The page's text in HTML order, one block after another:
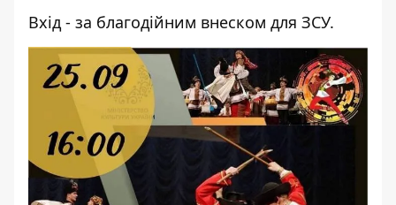
Вхід - за благодійним внеском для ЗСУ.